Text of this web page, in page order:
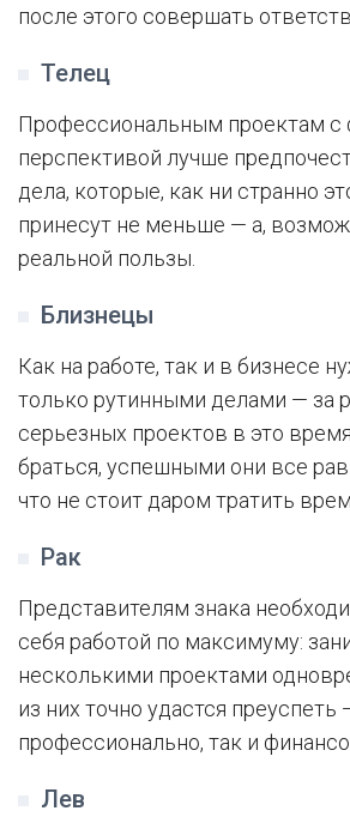
после этого совершать
Телец
Профессиональным проектам с
перспективой лучше
дела, которые, как ни странно
принесут не меньше — а,
реальной пользы.
Близнецы
Как на работе, так и в бизнесе
только рутинными делами — за
серьезных проектов в это
браться, успешными они все
что не стоит даром тратить
Рак
Представителям знака
себя работой по максимуму:
несколькими проектами
из них точно удастся преуспеть
профессионально, так и
Лев